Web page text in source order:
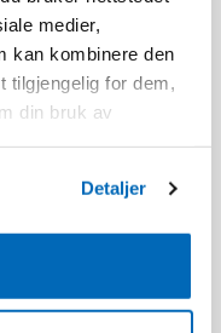
medier,
kan kombinere den
tilgjengelig for dem,
din bruk av
Detaljer
er svake og
lyset til».
behov for
i bøkene: